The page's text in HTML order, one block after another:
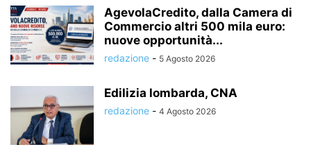
AgevolaCredito, dalla Camera di
Commercio altri 500 mila euro:
nuove opportunità...
redazione - 5 Agosto 2026
Edilizia lombarda, CNA
redazione - 4 Agosto 2026